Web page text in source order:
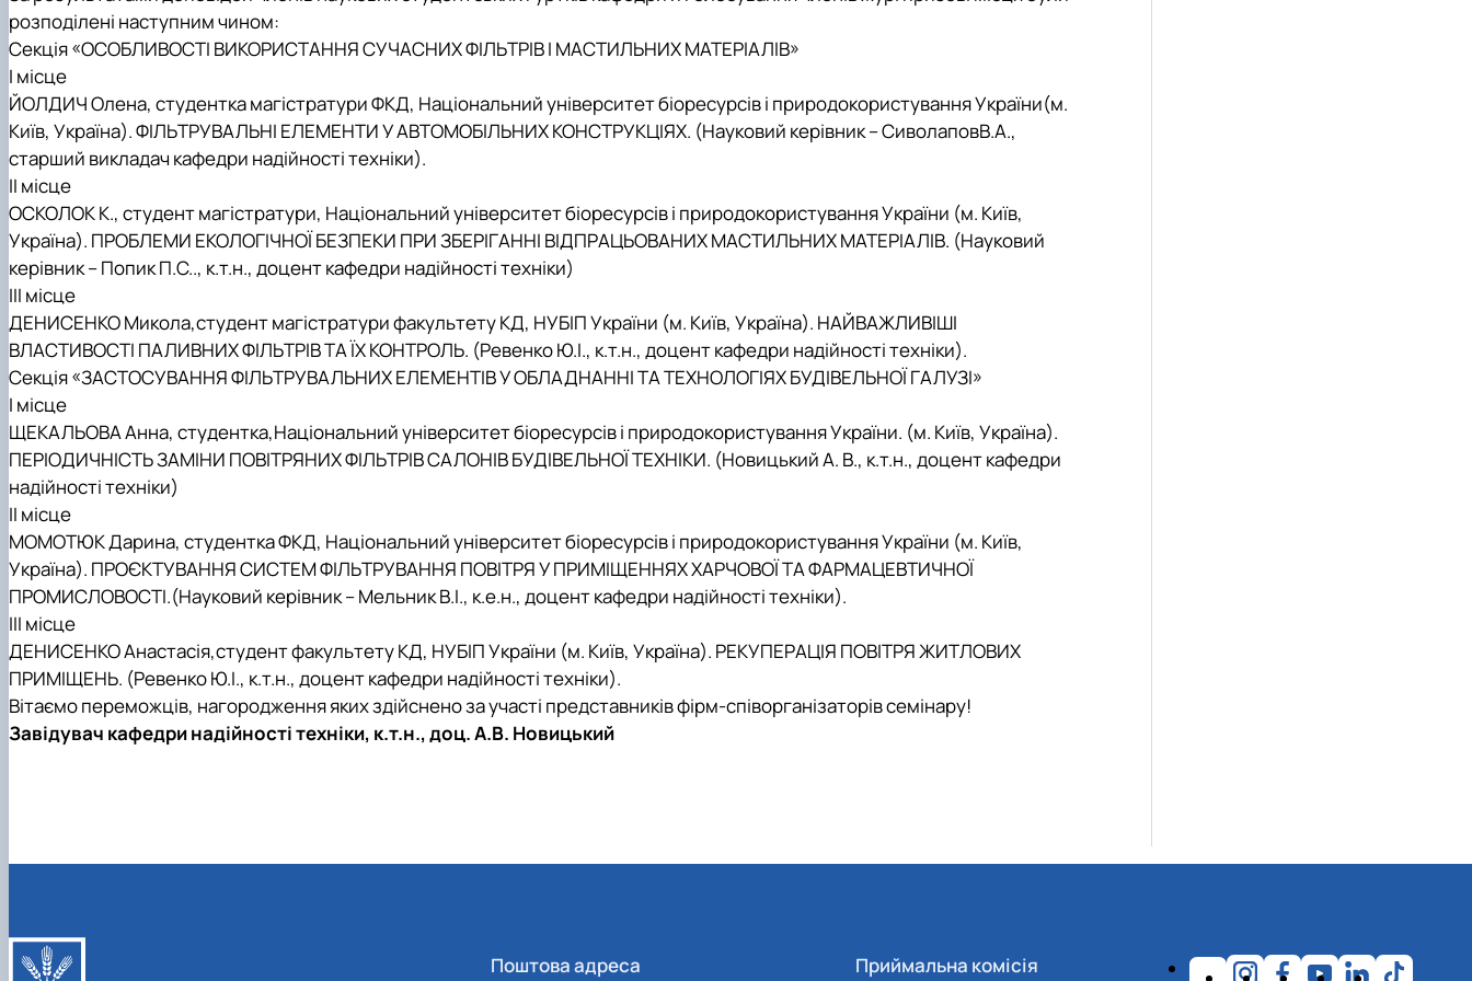
розподілені наступним чином:
Секція«ОСОБЛИВОСТІ ВИКОРИСТАННЯ СУЧАСНИХ ФІЛЬТРІВ І МАСТИЛЬНИХ МАТЕРІАЛІВ»
І місце
ЙОЛДИЧ Олена, студентка магістратури ФКД, Національний університет біоресурсів і природокористування України(м.
Київ, Україна).ФІЛЬТРУВАЛЬНІ ЕЛЕМЕНТИ У АВТОМОБІЛЬНИХ КОНСТРУКЦІЯХ. (Науковий керівник – СиволаповВ.А.,
старший викладач кафедри надійності техніки).
ІІ місце
ОСКОЛОК К., студент магістратури, Національний університет біоресурсів і природокористування України (м. Київ,
Україна). ПРОБЛЕМИ ЕКОЛОГІЧНОЇ БЕЗПЕКИ ПРИ ЗБЕРІГАННІ ВІДПРАЦЬОВАНИХ МАСТИЛЬНИХ МАТЕРІАЛІВ. (Науковий
керівник – Попик П.С.., к.т.н., доцент кафедри надійності техніки)
ІІІ місце
ДЕНИСЕНКО Микола,студент магістратури факультету КД, НУБІП України (м. Київ, Україна). НАЙВАЖЛИВІШІ
ВЛАСТИВОСТІ ПАЛИВНИХ ФІЛЬТРІВ ТА ЇХ КОНТРОЛЬ. (Ревенко Ю.І., к.т.н., доцент кафедри надійності техніки).
Секція«ЗАСТОСУВАННЯ ФІЛЬТРУВАЛЬНИХ ЕЛЕМЕНТІВ У ОБЛАДНАННІ ТА ТЕХНОЛОГІЯХ БУДІВЕЛЬНОЇ ГАЛУЗІ»
І місце
ЩЕКАЛЬОВА Анна, студентка,Національний університет біоресурсів і природокористування України. (м. Київ, Україна).
ПЕРІОДИЧНІСТЬ ЗАМІНИ ПОВІТРЯНИХ ФІЛЬТРІВ САЛОНІВ БУДІВЕЛЬНОЇ ТЕХНІКИ. (Новицький А. В., к.т.н., доцент кафедри
надійності техніки)
ІІ місце
МОМОТЮК Дарина, студентка ФКД, Національний університет біоресурсів і природокористування України (м. Київ,
Україна). ПРОЄКТУВАННЯ СИСТЕМ ФІЛЬТРУВАННЯ ПОВІТРЯ У ПРИМІЩЕННЯХ ХАРЧОВОЇ ТА ФАРМАЦЕВТИЧНОЇ
ПРОМИСЛОВОСТІ.(Науковий керівник–Мельник В.І., к.е.н., доцент кафедри надійності техніки).
ІІІ місце
ДЕНИСЕНКО Анастасія,студент факультету КД, НУБІП України (м. Київ, Україна). РЕКУПЕРАЦІЯ ПОВІТРЯ ЖИТЛОВИХ
ПРИМІЩЕНЬ. (Ревенко Ю.І., к.т.н., доцент кафедри надійності техніки).
Вітаємо переможців, нагородження яких здійснено за участі представників фірм-співорганізаторів семінару!
Завідувач кафедри надійності техніки, к.т.н., доц. А.В. Новицький
Поштова адреса Приймальна комісія